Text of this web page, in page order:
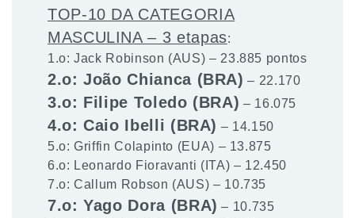
TOP-10 DA CATEGORIA
MASCULINA – 3 etapas:
1.o: Jack Robinson (AUS) – 23.885 pontos
2.o: João Chianca (BRA) – 22.170
3.o: Filipe Toledo (BRA) – 16.075
4.o: Caio Ibelli (BRA) – 14.150
5.o: Griffin Colapinto (EUA) – 13.875
6.o: Leonardo Fioravanti (ITA) – 12.450
7.o: Callum Robson (AUS) – 10.735
7.o: Yago Dora (BRA) – 10.735